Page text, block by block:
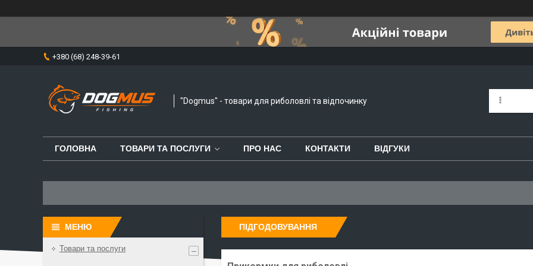
+380 (68) 248-39-61
"Dogmus" - товари для риболовлі та відпочинку
ГОЛОВНА ТОВАРИ ТА ПОСЛУГИ ПРО НАС КОНТАКТИ ВІДГУКИ
ПІДГОДОВУВАННЯ
Товари та послуги